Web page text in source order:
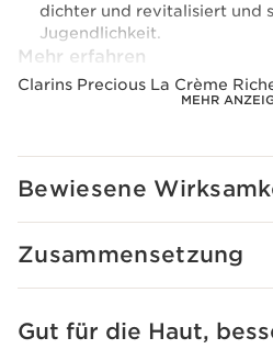
MEHR
dichter und revitalisiert und
Jugendlichkeit.
Mehr erfahren
Clarins Precious La Crème
außergewöhnliche Anti-Age
der Königin der Nacht mit
Peptid-Trio mit verdichtenden
Formel enthält Extrakte aus
Bewiesene
Zusammensetzung
WEITER ZUM INHALT
Gut für die Haut,